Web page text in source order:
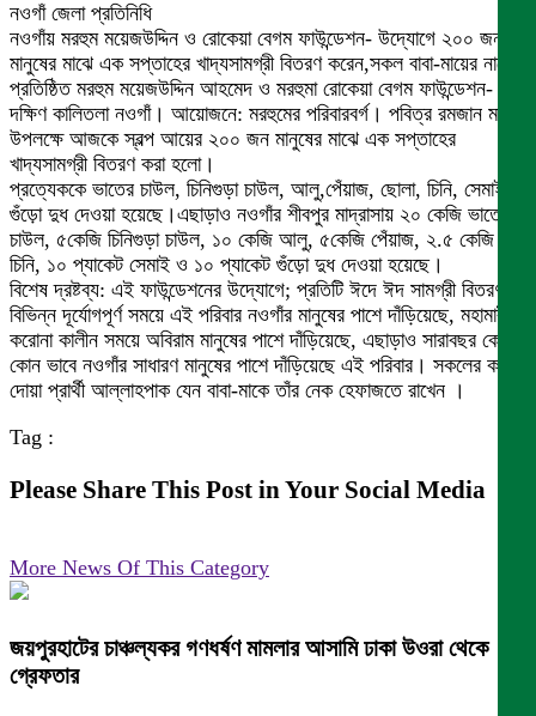
নওগাঁ জেলা প্রতিনিধি
নওগাঁয় মরহুম ময়েজউদ্দিন ও রোকেয়া বেগম ফাউন্ডেশন- উদ্যোগে ২০০ জন
মানুষের মাঝে এক সপ্তাহের খাদ্যসামগ্রী বিতরণ করেন,সকল বাবা-মায়ের নামে
প্রতিষ্ঠিত মরহুম ময়েজউদ্দিন আহমেদ ও মরহুমা রোকেয়া বেগম ফাউন্ডেশন-
দক্ষিণ কালিতলা নওগাঁ। আয়োজনে: মরহুমের পরিবারবর্গ। পবিত্র রমজান মাস
উপলক্ষে আজকে স্বল্প আয়ের ২০০ জন মানুষের মাঝে এক সপ্তাহের
খাদ্যসামগ্রী বিতরণ করা হলো।
প্রত্যেককে ভাতের চাউল, চিনিগুড়া চাউল, আলু,পেঁয়াজ, ছোলা, চিনি, সেমাই ও
গুঁড়ো দুধ দেওয়া হয়েছে।এছাড়াও নওগাঁর শীবপুর মাদ্রাসায় ২০ কেজি ভাতের
চাউল, ৫কেজি চিনিগুড়া চাউল, ১০ কেজি আলু, ৫কেজি পেঁয়াজ, ২.৫ কেজি
চিনি, ১০ প্যাকেট সেমাই ও ১০ প্যাকেট গুঁড়ো দুধ দেওয়া হয়েছে।
বিশেষ দ্রষ্টব্য: এই ফাউন্ডেশনের উদ্যোগে; প্রতিটি ঈদে ঈদ সামগ্রী বিতরণ,
বিভিন্ন দূর্যোগপূর্ণ সময়ে এই পরিবার নওগাঁর মানুষের পাশে দাঁড়িয়েছে, মহামারী
করোনা কালীন সময়ে অবিরাম মানুষের পাশে দাঁড়িয়েছে, এছাড়াও সারাবছর কোন
কোন ভাবে নওগাঁর সাধারণ মানুষের পাশে দাঁড়িয়েছে এই পরিবার। সকলের কাছে
দোয়া প্রার্থী আল্লাহপাক যেন বাবা-মাকে তাঁর নেক হেফাজতে রাখেন ।
Tag :
Please Share This Post in Your Social Media
More News Of This Category
জয়পুরহাটের চাঞ্চল্যকর গণধর্ষণ মামলার আসামি ঢাকা উওরা থেকে
গ্রেফতার